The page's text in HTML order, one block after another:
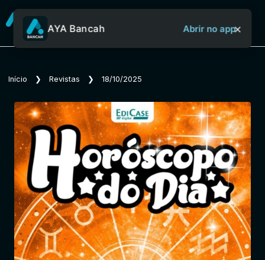
Sobre o Aya Bancah
Início
Revistas
Jornais
Notícias
AYA Bancah Abrir no app×
Início ❯ Revistas ❯ 18/10/2025